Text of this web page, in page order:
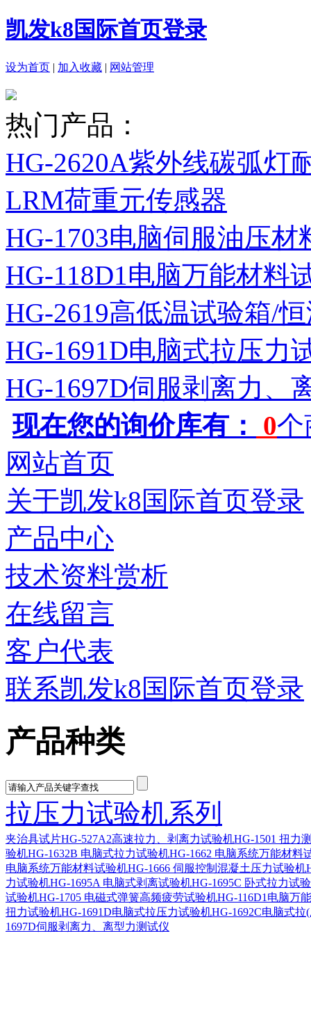
凯发k8国际首页登录
设为首页 | 加入收藏 | 网站管理
热门产品：
HG-2620A紫外线碳弧灯
LRM荷重元传感器
HG-1703电脑伺服油压材
HG-118D1电脑万能材料
HG-2619高低温试验箱/
HG-1691D电脑式拉压力
HG-1697D伺服剥离力、
现在您的询价库有：
0个
网站首页
关于凯发k8国际首页登录
产品中心
技术资料赏析
在线留言
客户代表
联系凯发k8国际首页登录
产品种类
拉压力试验机系列
夹治具试片HG-527A2高速拉力、剥离力试验机HG-1501 扭力
验机HG-1632B 电脑式拉力试验机HG-1662 电脑系统万能材料
电脑系统万能材料试验机HG-1666 伺服控制混凝土压力试验机
力试验机HG-1695A 电脑式剥离试验机HG-1695C 卧式拉力试
试验机HG-1705 电磁式弹簧高频疲劳试验机HG-116D1电脑万
扭力试验机HG-1691D电脑式拉压力试验机HG-1692C电脑式拉
1697D伺服剥离力、离型力测试仪